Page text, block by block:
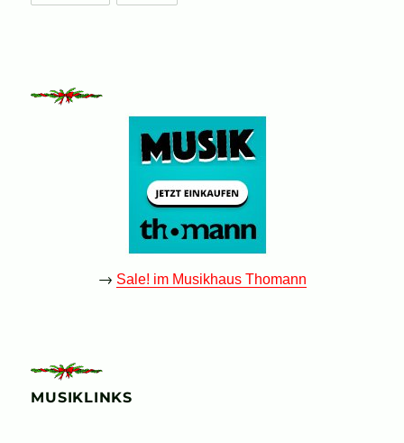
→ Sale! im Musikhaus Thomann
MUSIKLINKS